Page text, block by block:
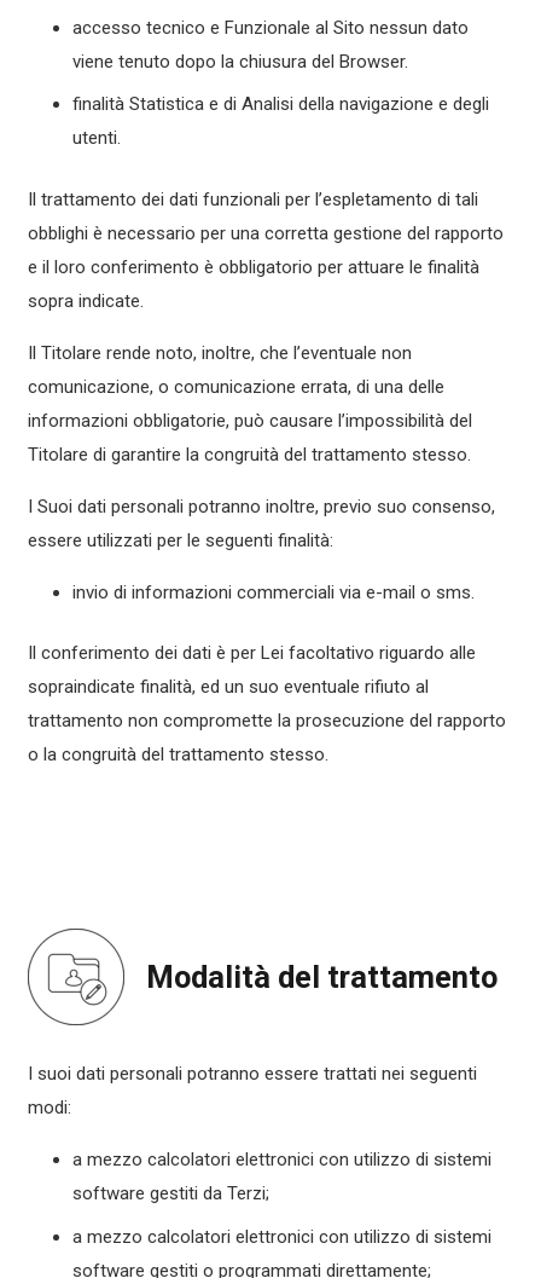
accesso tecnico e Funzionale al Sito nessun dato
viene tenuto dopo la chiusura del Browser.
finalità Statistica e di Analisi della navigazione e degli
utenti.
Il trattamento dei dati funzionali per l’espletamento di tali
obblighi è necessario per una corretta gestione del rapporto
e il loro conferimento è obbligatorio per attuare le finalità
sopra indicate.
Il Titolare rende noto, inoltre, che l’eventuale non
comunicazione, o comunicazione errata, di una delle
informazioni obbligatorie, può causare l’impossibilità del
Titolare di garantire la congruità del trattamento stesso.
I Suoi dati personali potranno inoltre, previo suo consenso,
essere utilizzati per le seguenti finalità:
invio di informazioni commerciali via e-mail o sms.
Il conferimento dei dati è per Lei facoltativo riguardo alle
sopraindicate finalità, ed un suo eventuale rifiuto al
trattamento non compromette la prosecuzione del rapporto
o la congruità del trattamento stesso.
Modalità del trattamento
I suoi dati personali potranno essere trattati nei seguenti
modi:
a mezzo calcolatori elettronici con utilizzo di sistemi
software gestiti da Terzi;
a mezzo calcolatori elettronici con utilizzo di sistemi
software gestiti o programmati direttamente;